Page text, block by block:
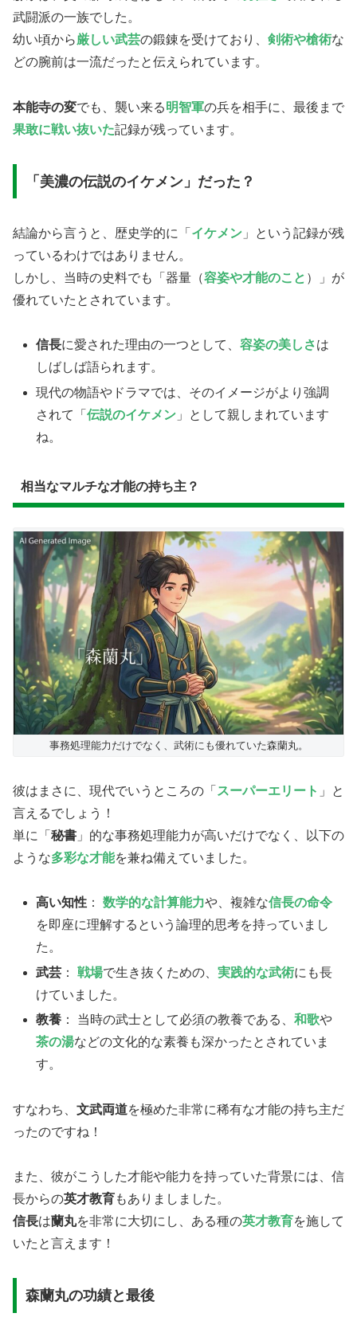
武闘派の一族でした。
​幼い頃から厳しい武芸の鍛錬を受けており、 剣術や槍術な
どの腕前は一流だったと伝えられています。
本能寺の変でも、襲い来る明智軍の兵を相手に、最後まで
果敢に戦い抜いた記録が残っています。
​「美濃の伝説のイケメン」だった？
​結論から言うと、歴史学的に「 イケメン 」という記録が残
っているわけではありません。
しかし、当時の史料でも「器量（容姿や才能のこと ）」が
優れていたとされています。
​信長に愛された理由の一つとして、容姿の美しさは
しばしば語られます。
​現代の物語やドラマでは、そのイメージがより強調
されて「伝説のイケメン 」として親しまれています
ね。
​相当なマルチな才能の持ち主？
事務処理能力だけでなく、武術にも優れていた森蘭丸。
​彼はまさに、現代でいうところの「 スーパーエリート 」と
言えるでしょう！
単に「 秘書 」的な事務処理能力が高いだけでなく、以下の
ような多彩な才能を兼ね備えていました。
高い知性 ：数学的な計算能力や、複雑な信長の命令
を即座に理解するという論理的思考を持っていまし
た。
​武芸 ：戦場で生き抜くための、実践的な武術にも長
けていました。
教養 ： 当時の武士として必須の教養である、和歌や
茶の湯などの文化的な素養も深かったとされていま
す。
​すなわち、 文武両道を極めた非常に稀有な才能の持ち主だ
ったのですね！
また、彼がこうした才能や能力を持っていた背景には、信
長からの英才教育もありましました。
信長は蘭丸を非常に大切にし、ある種の英才教育を施して
いたと言えます！
森蘭丸の功績と最後